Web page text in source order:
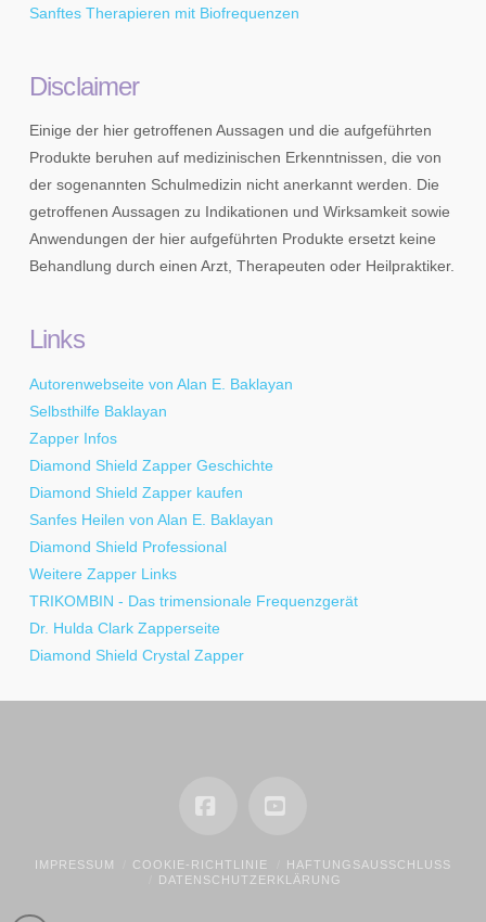
Sanftes Therapieren mit Biofrequenzen
Disclaimer
Einige der hier getroffenen Aussagen und die aufgeführten
Produkte beruhen auf medizinischen Erkenntnissen, die von
der sogenannten Schulmedizin nicht anerkannt werden. Die
getroffenen Aussagen zu Indikationen und Wirksamkeit sowie
Anwendungen der hier aufgeführten Produkte ersetzt keine
Behandlung durch einen Arzt, Therapeuten oder Heilpraktiker.
Links
Autorenwebseite von Alan E. Baklayan
Selbsthilfe Baklayan
Zapper Infos
Diamond Shield Zapper Geschichte
Diamond Shield Zapper kaufen
Sanfes Heilen von Alan E. Baklayan
Diamond Shield Professional
Weitere Zapper Links
TRIKOMBIN - Das trimensionale Frequenzgerät
Dr. Hulda Clark Zapperseite
Diamond Shield Crystal Zapper
FacebookYouTube
IMPRESSUM COOKIE-RICHTLINIE
HAFTUNGSAUSSCHLUSS
DATENSCHUTZERKLÄRUNG